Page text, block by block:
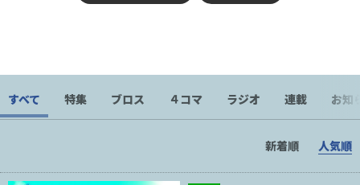
すべて 特集 ブロス ４コマ ラジオ 連載 お知
新着順 人気順